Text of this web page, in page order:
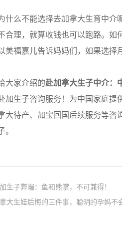
什么不能选择去加拿大生育中介
合理，就算收钱也可以跑路。如
美福嘉儿告诉妈妈们，如果选择
大家介绍的赴加拿大生子中介：
加生子咨询服务！为中国家庭提
大待产、加宝回国后续服务等咨
生子弊端：鱼和熊掌，不可兼得！
大生娃后悔的三件事，聪明的孕妈不